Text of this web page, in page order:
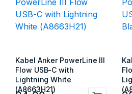
Kabel Anker PowerLine III
Flow USB-C with
Lightning White
(A8663H21)